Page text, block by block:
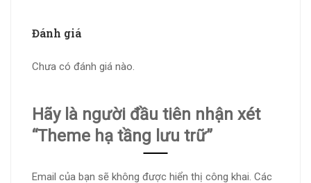
Đánh giá
Chưa có đánh giá nào.
Hãy là người đầu tiên nhận xét
“Theme hạ tầng lưu trữ”
Email của bạn sẽ không được hiển thị công khai. Các